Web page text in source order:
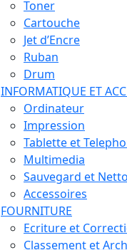
Toner
Cartouche
Jet d’Encre
Ruban
Drum
INFORMATIQUE ET
Ordinateur
Impression
Tablette et
Multimedia
Sauvegard et
Accessoires
FOURNITURE
Ecriture et
Classement et